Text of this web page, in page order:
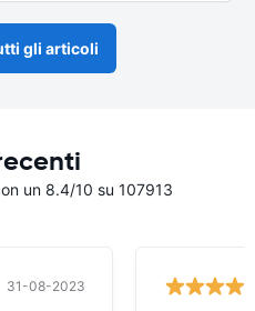
gli articoli
un 8.4/10 su 107913
31-08-2023